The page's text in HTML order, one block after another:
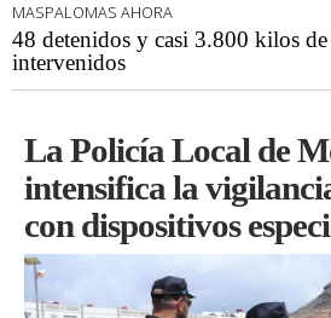
MASPALOMAS AHORA
48 detenidos y casi 3.800 kilos de
intervenidos
La Policía Local de
intensifica la
con dispositivos